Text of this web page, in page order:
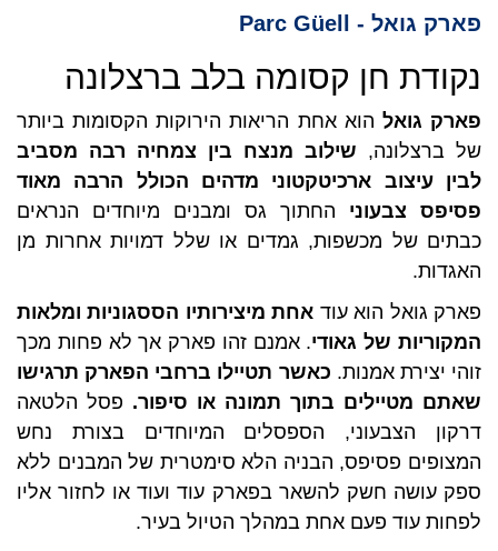
פארק גואל - Parc Güell
נקודת חן קסומה בלב ברצלונה
פארק גואל הוא אחת הריאות הירוקות הקסומות ביותר
של ברצלונה, שילוב מנצח בין צמחיה רבה מסביב
לבין עיצוב ארכיטקטוני מדהים הכולל הרבה מאוד
פסיפס צבעוני החתוך גס ומבנים מיוחדים הנראים
כבתים של מכשפות, גמדים או שלל דמויות אחרות מן
האגדות.
פארק גואל הוא עוד אחת מיצירותיו הססגוניות ומלאות
המקוריות של גאודי. אמנם זהו פארק אך לא פחות מכך
זוהי יצירת אמנות. כאשר תטיילו ברחבי הפארק תרגישו
שאתם מטיילים בתוך תמונה או סיפור. פסל הלטאה
דרקון הצבעוני, הספסלים המיוחדים בצורת נחש
המצופים פסיפס, הבניה הלא סימטרית של המבנים ללא
ספק עושה חשק להשאר בפארק עוד ועוד או לחזור אליו
לפחות עוד פעם אחת במהלך הטיול בעיר.